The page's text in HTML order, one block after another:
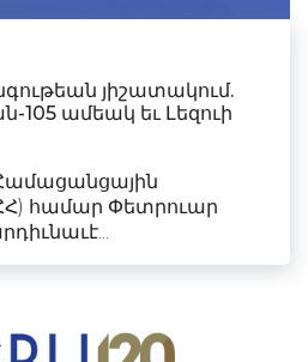
յիշատակում.
ամեակ եւ Լեզուի
համար Փետրուար